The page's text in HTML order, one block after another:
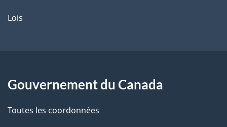
Lois
Gouvernement du Canada
Toutes les coordonnées